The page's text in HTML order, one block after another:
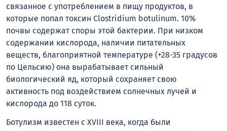
связанное с употреблением в пищу продуктов, в
которые попал токсин Clostridium botulinum. 10%
почвы содержат споры этой бактерии. При низком
содержании кислорода, наличии питательных
веществ, благоприятной температуре (+28-35 градусов
по Цельсию) она вырабатывает сильный
биологический яд, который сохраняет свою
активность под воздействием солнечных лучей и
кислорода до 118 суток.
Ботулизм известен с XVIII века, когда были